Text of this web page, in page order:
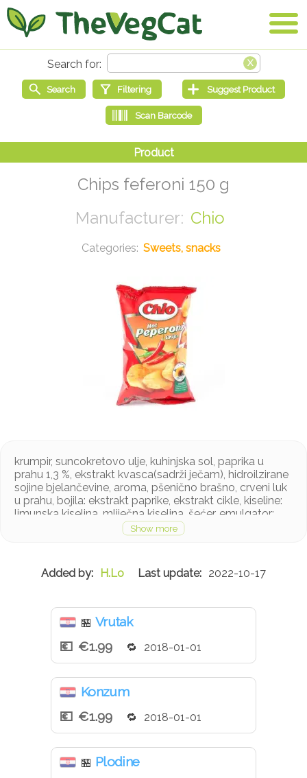
Chips feferoni 150 g
Chio
Sweets, snacks
krumpir, suncokretovo ulje, kuhinjska sol, paprika u
prahu 1,3 %, ekstrakt kvasca(sadrži ječam), hidroilzirane
sojine bjelančevine, aroma, pšenično brašno, crveni luk
u prahu, bojila: ekstrakt paprike, ekstrakt cikle, kiseline:
limunska kiselina, mliječna kiselina, šećer, emulgator:
Proizvod može sadržavati kikiriki i ostale orašaste
H.Lo
2022-10-17
🏪 Vrutak
€1.99
2018-01-01
Konzum
€1.99
2018-01-01
🏪 Plodine